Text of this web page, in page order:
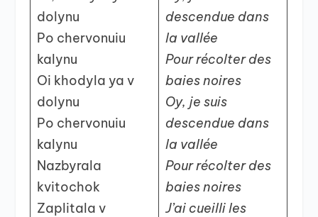
dolynu
Po chervonuiu
kalynu
Oi khodyla ya v
dolynu
Po chervonuiu
kalynu
Nazbyrala
kvitochok
Zaplitala v
descendue dans
la vallée
Pour récolter des
baies noires
Oy, je suis
descendue dans
la vallée
Pour récolter des
baies noires
J’ai cueilli les